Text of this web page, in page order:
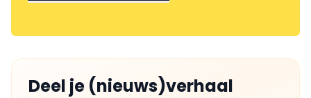
Deel je (nieuws)verhaal